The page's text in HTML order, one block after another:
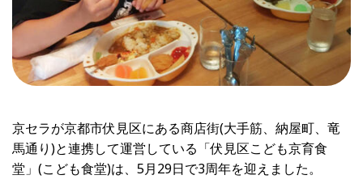
京セラが京都市伏見区にある商店街(大手筋、納屋町、竜
馬通り)と連携して運営している「伏見区こども京育食
堂」(こども食堂)は、5月29日で3周年を迎えました。